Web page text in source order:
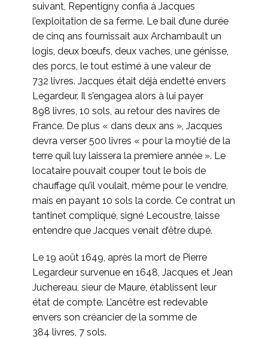
suivant, Repentigny confia à Jacques
l’exploitation de sa ferme. Le bail d’une durée
de cinq ans fournissait aux Archambault un
logis, deux bœufs, deux vaches, une génisse,
des porcs, le tout estimé à une valeur de
732 livres. Jacques était déjà endetté envers
Legardeur. Il s’engagea alors à lui payer
898 livres, 10 sols, au retour des navires de
France. De plus « dans deux ans », Jacques
devra verser 500 livres « pour la moytié de la
terre quil luy laissera la premiere année ». Le
locataire pouvait couper tout le bois de
chauffage qu’il voulait, même pour le vendre,
mais en payant 10 sols la corde. Ce contrat un
tantinet compliqué, signé Lecoustre, laisse
entendre que Jacques venait d’être dupé.
Le 19 août 1649, après la mort de Pierre
Legardeur survenue en 1648, Jacques et Jean
Juchereau, sieur de Maure, établissent leur
état de compte. L’ancêtre est redevable
envers son créancier de la somme de
384 livres, 7 sols.